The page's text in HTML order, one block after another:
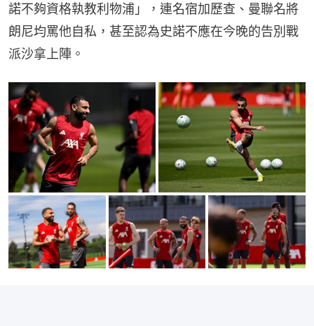
諾不夠資格執教利物浦」，連名宿加歷查、曼聯名將
朗尼均罵他自私，甚至認為史諾不應在今晚的告別戰
派沙拿上陣。